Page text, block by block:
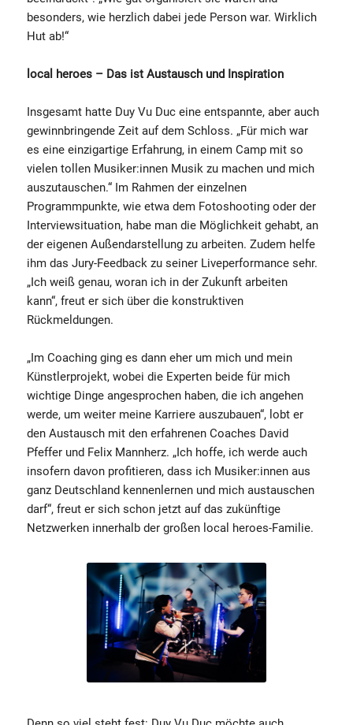
besonders, wie herzlich dabei jede Person war. Wirklich
Hut ab!“
local heroes – Das ist Austausch und Inspiration
Insgesamt hatte Duy Vu Duc eine entspannte, aber auch
gewinnbringende Zeit auf dem Schloss. „Für mich war
es eine einzigartige Erfahrung, in einem Camp mit so
vielen tollen Musiker:innen Musik zu machen und mich
auszutauschen.“ Im Rahmen der einzelnen
Programmpunkte, wie etwa dem Fotoshooting oder der
Interviewsituation, habe man die Möglichkeit gehabt, an
der eigenen Außendarstellung zu arbeiten. Zudem helfe
ihm das Jury-Feedback zu seiner Liveperformance sehr.
„Ich weiß genau, woran ich in der Zukunft arbeiten
kann“, freut er sich über die konstruktiven
Rückmeldungen.
„Im Coaching ging es dann eher um mich und mein
Künstlerprojekt, wobei die Experten beide für mich
wichtige Dinge angesprochen haben, die ich angehen
werde, um weiter meine Karriere auszubauen“, lobt er
den Austausch mit den erfahrenen Coaches David
Pfeffer und Felix Mannherz. „Ich hoffe, ich werde auch
insofern davon profitieren, dass ich Musiker:innen aus
ganz Deutschland kennenlernen und mich austauschen
darf“, freut er sich schon jetzt auf das zukünftige
Netzwerken innerhalb der großen local heroes-Familie.